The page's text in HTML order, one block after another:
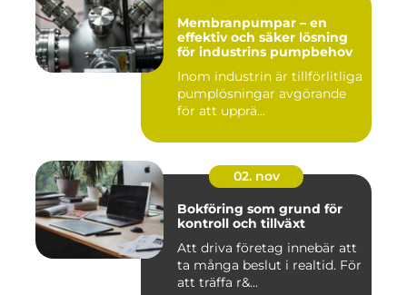
Membranpumpar – en
effektiv och säker lösning
för industrins pumpbehov
Inom industrin är tillförlitliga
pumplösningar avgörande
för att upprä...
02. nov
Bokföring som grund för
kontroll och tillväxt
Att driva företag innebär att
ta många beslut i realtid. För
att träffa r&...